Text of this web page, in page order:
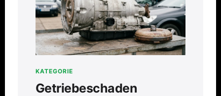
KATEGORIE
Getriebeschaden